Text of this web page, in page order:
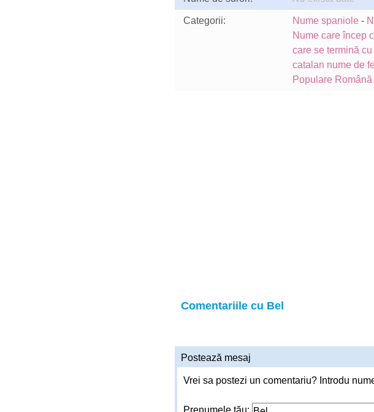
Categorii: Nume spaniole-
Nume care încep
care se termină cu
catalan nume de
Populare
Comentariile cu Bel
Postează mesaj
Vrei sa postezi un comentariu? Introdu
Prenumele tău: